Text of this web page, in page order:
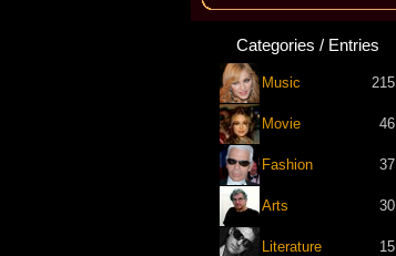
Categories / Entries
Music 215
Movie 46
Fashion 37
Arts 30
Literature 15